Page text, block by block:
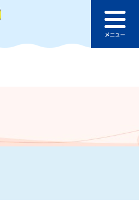
の本文へ
ュ